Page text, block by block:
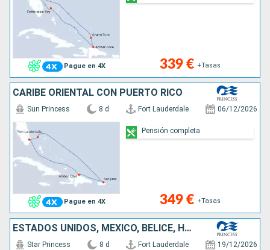
Pague en 4X 339 € +Tasas
CARIBE ORIENTAL CON PUERTO RICO
Pague en 4X
Sun Princess 8 d Fort Lauderdale 06/12/2026
349 € +Tasas
Pensión completa
ESTADOS UNIDOS, MÉXICO, BELICE, HONDURAS
Star Princess 8 d Fort Lauderdale 19/12/2026